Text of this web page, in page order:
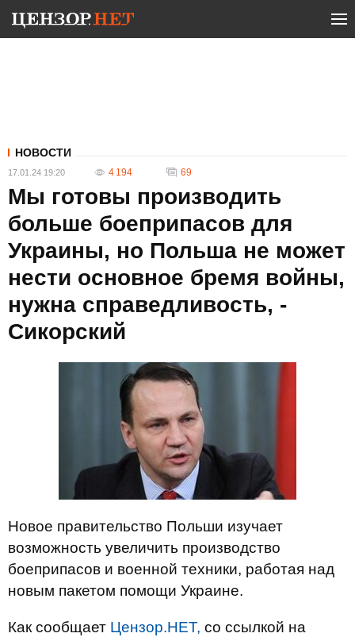
НОВОСТИ
17.01.24 19:20 4 194 69
Мы готовы производить
больше боеприпасов для
Украины, но Польша не может
нести основное бремя войны,
нужна справедливость, -
Сикорский
Новое правительство Польши изучает
возможность увеличить производство
боеприпасов и военной техники, работая над
новым пакетом помощи Украине.
Как сообщает Цензор.НЕТ, со ссылкой на